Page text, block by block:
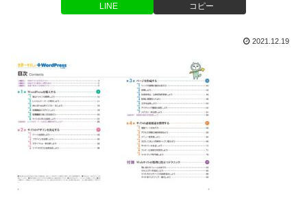
LINE コピー
2021.12.19